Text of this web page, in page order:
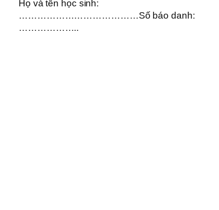
Họ và tên học sinh:
…………………………………Số báo danh:
………………..